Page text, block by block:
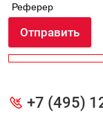
Реферер
Отправить
+7 (495)